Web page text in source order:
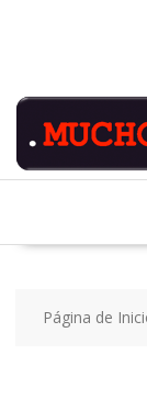
Página de